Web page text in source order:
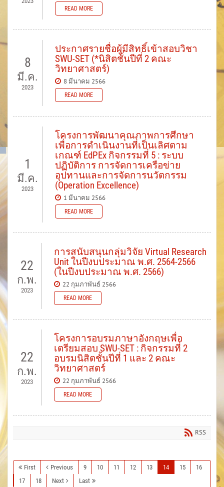
READ MORE
8
มี.ค.
2023
ประกาศรายชื่อผู้มีสิทธิ์เข้าสอบวิชา
SWU-SET (*นิสิตชั้นปีที่ 2 คณะ
วิทยาศาสตร์)
8 มีนาคม 2566
READ MORE
1
มี.ค.
2023
โครงการพัฒนาคุณภาพการศึกษา
เพื่อการดำเนินงานที่เป็นเลิศตาม
เกณฑ์ EdPEx กิจกรรมที่ 5 : ระบบ
ปฏิบัติการ การจัดการเครือข่าย
อุปทานและการจัดการนวัตกรรม
(Operation Excellence)
1 มีนาคม 2566
READ MORE
22
ก.พ.
2023
การสนับสนุนกลุ่มวิจัย Virtual Research
Unit ในปีงบประมาณ พ.ศ. 2564-2566
(ในปีงบประมาณ พ.ศ. 2566)
22 กุมภาพันธ์ 2566
READ MORE
22
ก.พ.
2023
โครงการอบรมภาษาอังกฤษเพื่อ
เตรียมสอบ SWU-SET : กิจกรรมที่ 2
อบรมนิสิตชั้นปีที่ 1 และ 2 คณะ
วิทยาศาสตร์
22 กุมภาพันธ์ 2566
READ MORE
RSS
First Previous 9 10 11 12 13 14 15
16
17
18 Next Last